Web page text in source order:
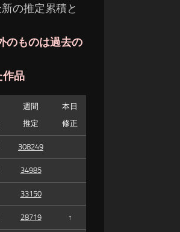
の推定累積と
のものは過去の
作品
週間
推定
本日
修正
308249
34985
33150
28719 ↑